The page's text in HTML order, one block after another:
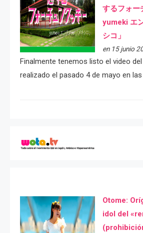
するフォー
yumeki エ
シコ」
en 15 junio
Finalmente tenemos listo el video
realizado el pasado 4 de mayo en
Otome:
idol del